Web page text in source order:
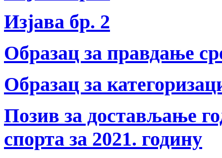
Изјава бр. 2
Образац за правдање
Образац за
Позив за достављање
спорта за 2021. годину